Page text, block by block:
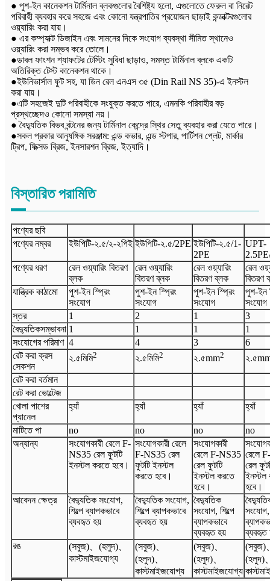
● পুশ-ইন কানেকশন টার্মিনাল ব্লকগুলোর বৈশিষ্ট্য হলো, এগুলোতে ফেরুল বা নিরেট
পরিবাহী ব্যবহার করে সহজে এবং কোনো যন্ত্রপাতির প্রয়োজন ছাড়াই কন্ডাক্টরগুলোর
ওয়্যারিং করা যায়।
● এর কম্প্যাক্ট ডিজাইন এবং সামনের দিকে সংযোগ ব্যবস্থা সীমিত স্থানেও
ওয়্যারিং করা সম্ভব করে তোলে।
●ডাবল ফাংশন শ্যাফটের টেস্টিং সুবিধা ছাড়াও, সমস্ত টার্মিনাল ব্লকে একটি
অতিরিক্ত টেস্ট কানেকশন থাকে।
●ইউনিভার্সাল ফুট সহ, যা ডিন রেল এনএস ৩৫ (Din Rail NS 35)-এ ইনস্টল
করা যায়।
●এটি সহজেই দুটি পরিবাহীকে সংযুক্ত করতে পারে, এমনকি পরিবাহীর বড়
প্রস্থচ্ছেদও কোনো সমস্যা নয়।
● বৈদ্যুতিক বিভব বন্টনের জন্য টার্মিনাল কেন্দ্রে স্থির সেতু ব্যবহার করা যেতে পারে।
●সকল প্রকার আনুষঙ্গিক সরঞ্জাম: এন্ড কভার, এন্ড স্টপার, পার্টিশন প্লেট, মার্কার
ট্রিপ, ফিক্সড ব্রিজ, ইনসারশন ব্রিজ, ইত্যাদি।
বিস্তারিত পরামিতি
পণ্যের ছবি
পণ্যের নম্বর
ইউপিটি-২.৫/২-২পিই ইউপিটি-২.৫/2PE ইউপিটি-২.৫/1-
2PE
UPT-
পণ্যের ধরণ
রেল ওয়্যারিং বিতরণ
ব্লক
রেল ওয়্যারিং
বিতরণ ব্লক
রেল ওয়্যারিং
বিতরণ ব্লক
রেল
বিতরণ
যান্ত্রিক কাঠামো
পুশ-ইন স্প্রিং
সংযোগ
পুশ-ইন স্প্রিং
সংযোগ
পুশ-ইন স্প্রিং
সংযোগ
পুশ-ইন
সংযোগ
স্তর
1 2 1
3
বৈদ্যুতিকসম্ভাবনা 1 1 1
1
সংযোগের পরিমাণ 4 4 3
6
রেট করা ক্রস
সেকশন
২.৫মিমি2 ২.৫মিমি2 ২.৫mm2 ২.৫
রেট করা বর্তমান
রেট করা ভোল্টেজ
খোলা পাশের
প্যানেল
হ্যাঁ হ্যাঁ হ্যাঁ হ্যাঁ
মাটিতে পা no no no
no
অন্যান্য
সংযোগকারী রেলে F-
NS35 রেল ফুটটি
ইনস্টল করতে হবে।
সংযোগকারী রেলে
F-NS35 রেল
ফুটটি ইনস্টল
করতে হবে।
সংযোগকারী
রেলে F-NS35
রেল ফুটটি
ইনস্টল করতে
হবে।
রেলে
রেল
ইনস্টল
হবে।
আবেদন ক্ষেত্র
বৈদ্যুতিক সংযোগ,
শিল্পে ব্যাপকভাবে
ব্যবহৃত হয়
বৈদ্যুতিক সংযোগ,
শিল্পে ব্যাপকভাবে
ব্যবহৃত হয়
বৈদ্যুতিক
সংযোগ, শিল্পে
ব্যাপকভাবে
ব্যবহৃত হয়
সংযোগ,
ব্যবহৃত
রঙ
(সবুজ) (হলুদ)
কাস্টমাইজযোগ্য
(সবুজ)
(হলুদ)
কাস্টমাইজযোগ্য
(সবুজ)
(হলুদ)
কাস্টমাইজযোগ্য
(সবুজ)
(হলুদ)